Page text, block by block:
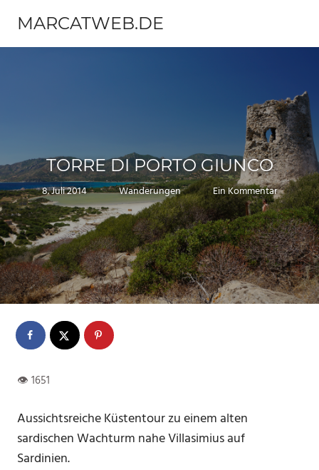
Inhalt
springen
MARCATWEB.DE
Fotografie
TORRE DI PORTO GIUNCO
8. Juli 2014 Marc
Wanderungen Ein Kommentar
Aussichtsreiche Küstentour zu einem alten
sardischen Wachturm nahe Villasimius auf
Sardinien.